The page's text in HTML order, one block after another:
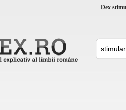
Dex